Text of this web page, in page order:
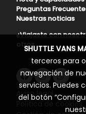
Preguntas
Nuestras noticias
¿Viajaste con
otros
Aviso legal
Política de cookies
SHUTTLE VANS
terceros para
navegación de
servicios. Puedes
del botón